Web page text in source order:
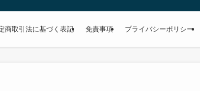
商取引法に基づく表記 免責事項 プライバシーポリシー